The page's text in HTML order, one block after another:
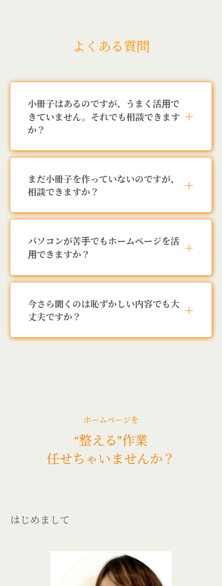
よくある質問
小冊子はあるのですが、うまく活用で
きていません。それでも相談できます
か？
＋
まだ小冊子を作っていないのですが、
相談できますか？
＋
パソコンが苦手でもホームページを活
用できますか？
＋
今さら聞くのは恥ずかしい内容でも大
丈夫ですか？
＋
ホームページを
“整える”作業
任せちゃいませんか？
はじめまして